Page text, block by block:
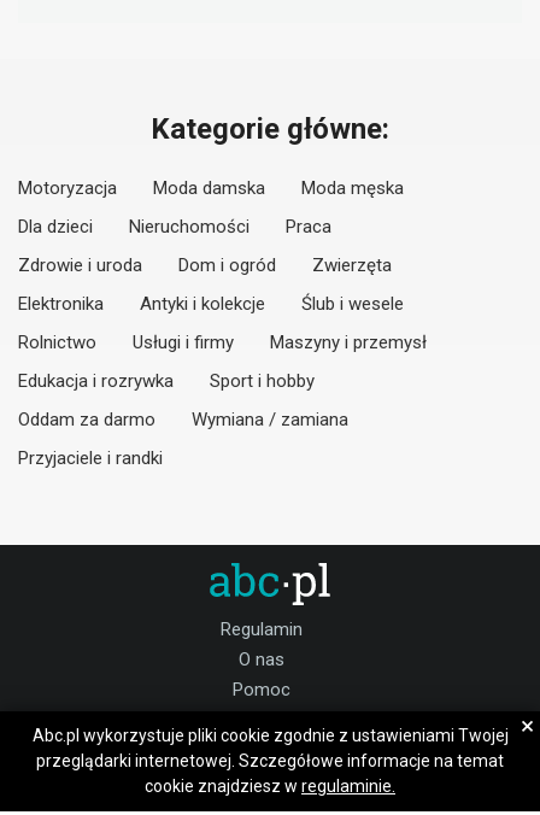
Kategorie główne:
Motoryzacja Moda damska
Moda męska
Dla dzieci
Nieruchomości
Praca
Zdrowie i uroda
Dom i ogród
Zwierzęta
Elektronika
Antyki i kolekcje
Ślub i wesele
Rolnictwo
Usługi i firmy
Maszyny i przemysł
Edukacja i rozrywka
Sport i hobby
Oddam za darmo
Wymiana / zamiana
Przyjaciele i randki
Regulamin
O nas
Pomoc
Praca ełcki
Dołącz do nas:
Abc.pl wykorzystuje pliki cookie zgodnie z ustawieniami Twojej
przeglądarki internetowej. Szczegółowe informacje na temat
cookie znajdziesz w regulaminie.
×